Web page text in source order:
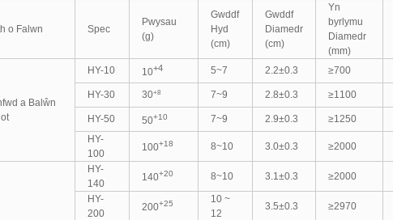
o Falwn Spec
Pwysau
(g)
Gwddf
Hyd
(cm)
Gwddf
Diamedr
(cm)
Yn
byrlymu
Diamedr
(mm)
a Balŵn
HY-10 10+4 5~7 2.2±0.3 ≥700
HY-30 30+8 7~9 2.8±0.3 ≥1100
HY-50 50+10 7~9 2.9±0.3 ≥1250
HY-
100
100+18 8~10 3.0±0.3 ≥2000
HY-
140
140+20 8~10 3.1±0.3 ≥2000
HY-
200
200+25
10 ~
12
3.5±0.3 ≥2970